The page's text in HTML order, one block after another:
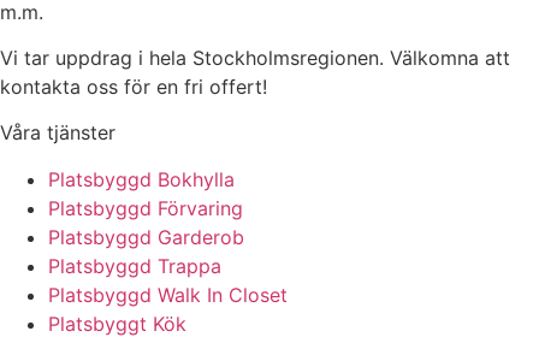
m.m.
Vi tar uppdrag i hela Stockholmsregionen. Välkomna att
kontakta oss för en fri offert!
Våra tjänster
Platsbyggd Bokhylla
Platsbyggd Förvaring
Platsbyggd Garderob
Platsbyggd Trappa
Platsbyggd Walk In Closet
Platsbyggt Kök